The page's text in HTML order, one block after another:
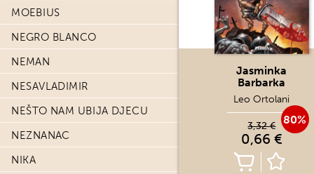
MOEBIUS
NEGRO BLANCO
NEMAN
NESAVLADIMIR
NEŠTO NAM UBIJA DJECU
NEZNANAC
NIKA
Jasminka
Barbarka
Leo Ortolani
80%
3,32 €
0,66 €